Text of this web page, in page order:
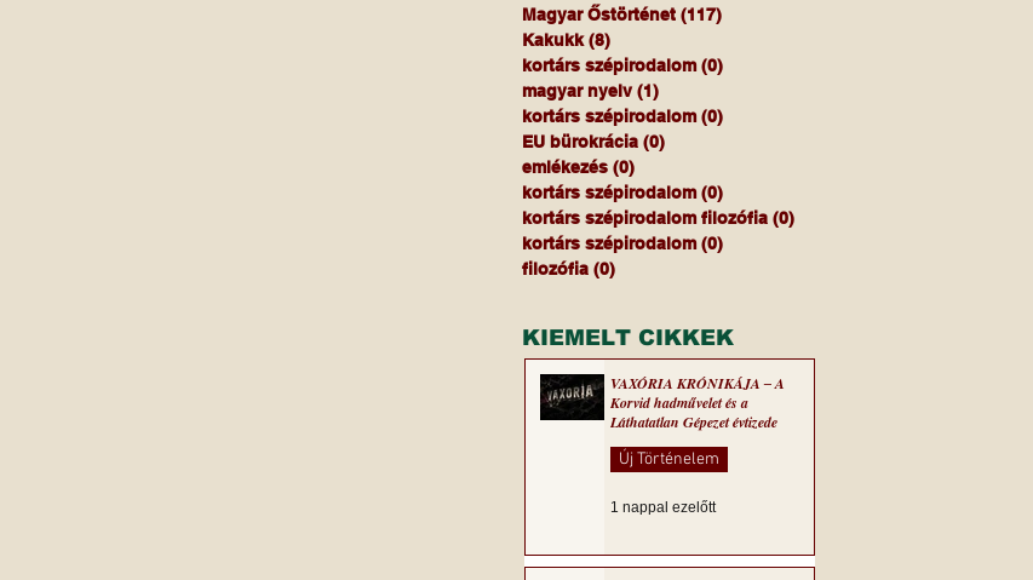
Magyar Őstörténet (117)
Kakukk (8)
kortárs szépirodalom (0)
magyar nyelv (1)
kortárs szépirodalom (0)
EU bürokrácia (0)
emlékezés (0)
kortárs szépirodalom (0)
kortárs szépirodalom filozófia (0)
kortárs szépirodalom (0)
filozófia (0)
KIEMELT CIKKEK
VAXÓRIA KRÓNIKÁJA ‒ A
Korvid hadművelet és a
Láthatatlan Gépezet évtizede
Új Történelem
1 nappal ezelőtt